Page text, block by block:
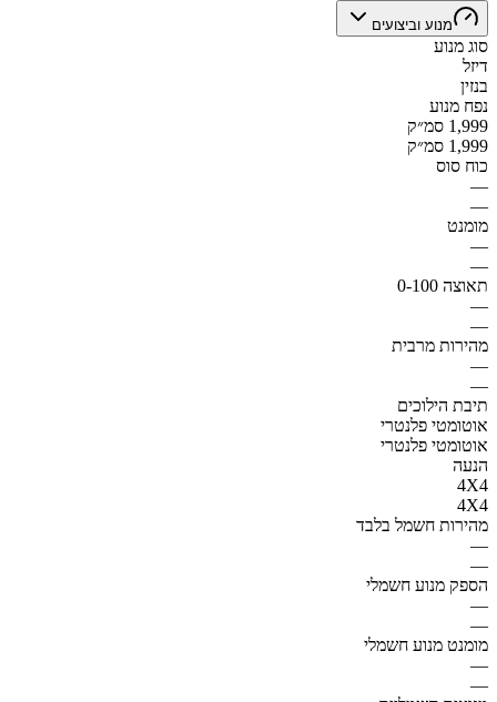
מנוע וביצועים
סוג מנוע
דיזל
בנזין
נפח מנוע
1,999 סמ״ק
1,999 סמ״ק
כוח סוס
—
—
מומנט
—
—
תאוצה 0-100
—
—
מהירות מרבית
—
—
תיבת הילוכים
אוטומטי פלנטרי
אוטומטי פלנטרי
הנעה
4X4
4X4
מהירות חשמל בלבד
—
—
הספק מנוע חשמלי
—
—
מומנט מנוע חשמלי
—
—